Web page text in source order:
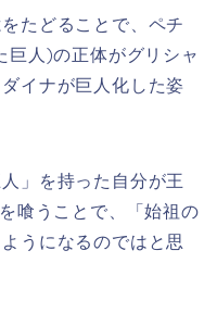
たどることで、ペチ
巨人 )の正体がグリシャ
イナが巨人化した姿
」を持った自分が王
喰うことで、「始祖の
うになるのではと思